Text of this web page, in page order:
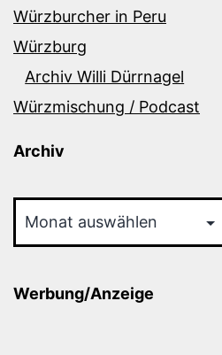
Würzburcher in Peru
Würzburg
Archiv Willi Dürrnagel
Würzmischung / Podcast
Archiv
Werbung/Anzeige